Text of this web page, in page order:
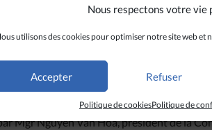
Nous respectons votre vie
utilisons des cookies pour optimiser notre site web et
Accepter Refuser
Politique de cookiesPolitique de
A Hai Phong, les autorités civiles locales
chacun dans son diocèse, de rendre
Hoa, a présenté Jean-Paul II comme
la culture de la mort. Beaucoup ont
qu’il avait appris à connaître au
La Conférence épiscopale a formé une
Mgr Nguyên Van Hoa, président de la